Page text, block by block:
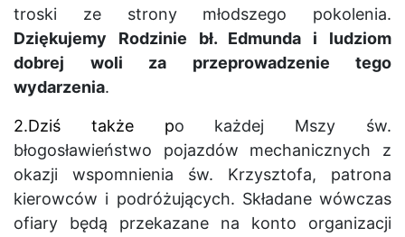
troski ze strony młodszego pokolenia.
Dziękujemy Rodzinie bł. Edmunda i ludziom
dobrej woli za przeprowadzenie tego
wydarzenia.
2.Dziś także po każdej Mszy św.
błogosławieństwo pojazdów mechanicznych z
okazji wspomnienia św. Krzysztofa, patrona
kierowców i podróżujących. Składane wówczas
ofiary będą przekazane na konto organizacji